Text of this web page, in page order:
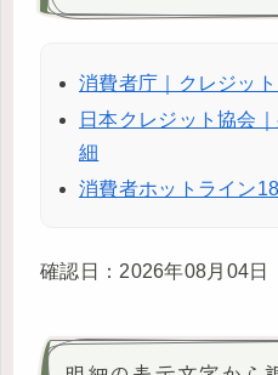
消費者庁｜クレジッ
日本クレジット協会
細
消費者ホットライン
確認日：2026年08月04日